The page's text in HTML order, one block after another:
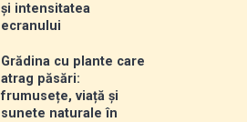
și intensitatea
ecranului
Grădina cu plante care
atrag păsări:
frumusețe, viață și
sunete naturale în